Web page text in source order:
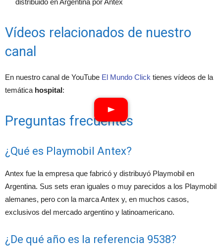
distribuido en Argentina por Antex
Vídeos relacionados de nuestro
canal
En nuestro canal de YouTube El Mundo Click tienes vídeos de la
temática hospital:
Preguntas frecuentes
¿Qué es Playmobil Antex?
Antex fue la empresa que fabricó y distribuyó Playmobil en
Argentina. Sus sets eran iguales o muy parecidos a los Playmobil
alemanes, pero con la marca Antex y, en muchos casos,
exclusivos del mercado argentino y latinoamericano.
¿De qué año es la referencia 9538?